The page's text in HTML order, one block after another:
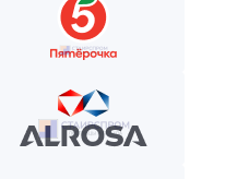
и монтажа.
приёмки —
конструкцией!